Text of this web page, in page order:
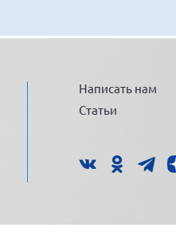
Написать нам
Статьи